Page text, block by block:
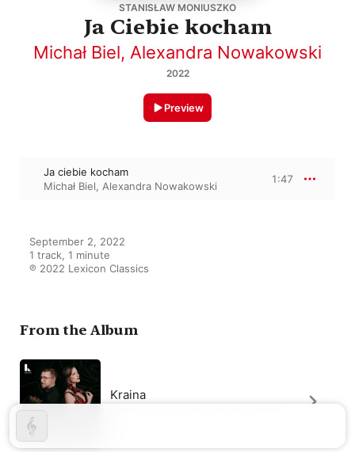
STANISŁAW MONIUSZKO
Ja Ciebie kocham
Michał Biel, Alexandra Nowakowski
2022
Preview
Ja ciebie kocham
Michał Biel, Alexandra Nowakowski
1:47
September 2, 2022
1 track, 1 minute
℗ 2022 Lexicon Classics
From the Album
Kraina